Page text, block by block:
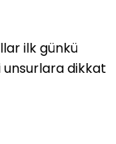
ilk günkü
unsurlara dikkat